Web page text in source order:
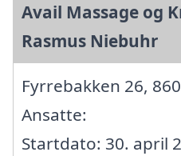
Avail Massage og
Rasmus Niebuhr
Fyrrebakken 26,
Ansatte:
Startdato: 30. april